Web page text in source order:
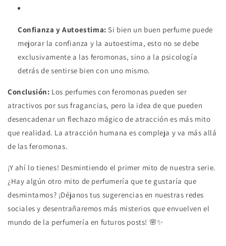
Confianza y Autoestima: Si bien un buen perfume puede
mejorar la confianza y la autoestima, esto no se debe
exclusivamente a las feromonas, sino a la psicología
detrás de sentirse bien con uno mismo.
Conclusión: Los perfumes con feromonas pueden ser
atractivos por sus fragancias, pero la idea de que pueden
desencadenar un flechazo mágico de atracción es más mito
que realidad. La atracción humana es compleja y va más allá
de las feromonas.
¡Y ahí lo tienes! Desmintiendo el primer mito de nuestra serie.
¿Hay algún otro mito de perfumería que te gustaría que
desmintamos? ¡Déjanos tus sugerencias en nuestras redes
sociales y desentrañaremos más misterios que envuelven el
mundo de la perfumería en futuros posts! 🌸✨